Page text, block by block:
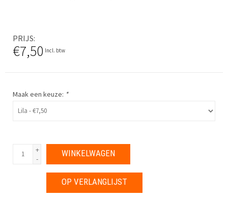
PRIJS
€7,50 Incl. btw
Maak een keuze: *
+
-
WINKELWAGEN
OP VERLANGLIJST